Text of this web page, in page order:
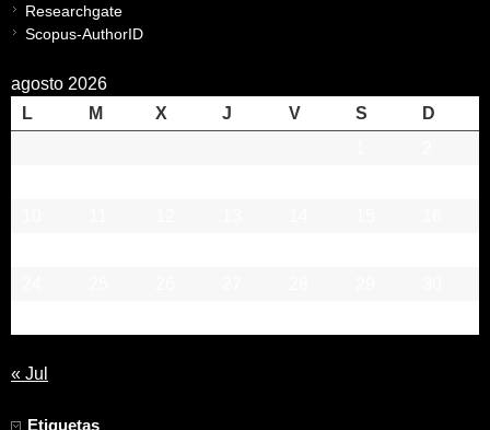
Researchgate
Scopus-AuthorID
agosto 2026
L
M X J V S
D
« Jul
Etiquetas